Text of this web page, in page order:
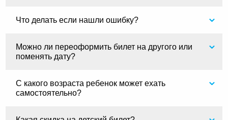
Что делать если нашли ошибку?
Можно ли переоформить билет на другого или
поменять дату?
С какого возраста ребенок может ехать
самостоятельно?